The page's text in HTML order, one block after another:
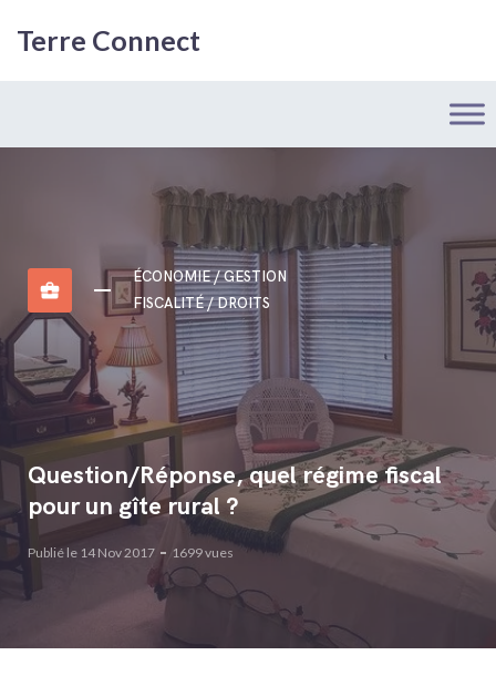
Terre Connect
business_center
ÉCONOMIE / GESTION
FISCALITÉ / DROITS
Question/Réponse, quel régime fiscal
pour un gîte rural ?
Publié le 14 Nov 2017 1699 vues